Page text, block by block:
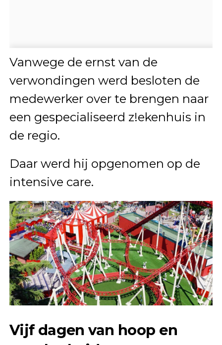
Vanwege de ernst van de
verwondingen werd besloten de
medewerker over te brengen naar
een gespecialiseerd z!ekenhuis in
de regio.
Daar werd hij opgenomen op de
intensive care.
Vijf dagen van hoop en